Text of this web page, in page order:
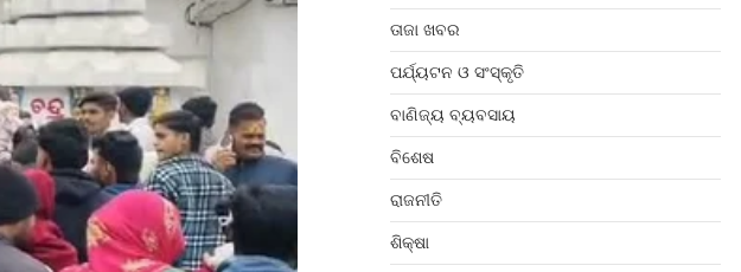
ତାଜା ଖବର
ପର୍ଯ୍ୟଟନ ଓ ସଂସ୍କୃତି
ବାଣିଜ୍ୟ ବ୍ୟବସାୟ
ବିଶେଷ
ରାଜନୀତି
ଶିକ୍ଷା